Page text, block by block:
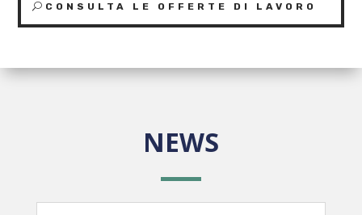
CONSULTA LE OFFERTE DI LAVORO
NEWS